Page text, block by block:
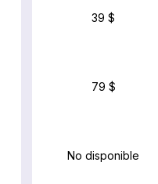
39 $
79 $
No disponible